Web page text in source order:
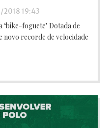
2018 19:43
‘bike-foguete’ Dotada de
novo recorde de velocidade